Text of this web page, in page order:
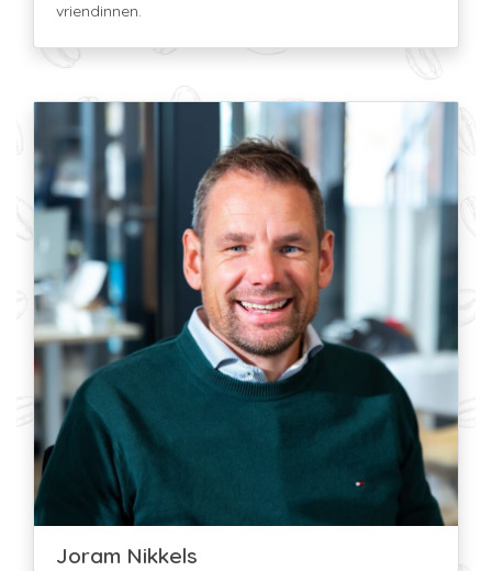
vriendinnen.
Joram Nikkels